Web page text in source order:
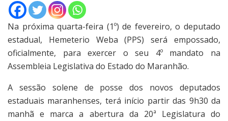
Na próxima quarta-feira (1º) de fevereiro, o deputado
estadual, Hemeterio Weba (PPS) será empossado,
oficialmente, para exercer o seu 4º mandato na
Assembleia Legislativa do Estado do Maranhão.
A sessão solene de posse dos novos deputados
estaduais maranhenses, terá início partir das 9h30 da
manhã e marca a abertura da 20ª Legislatura do